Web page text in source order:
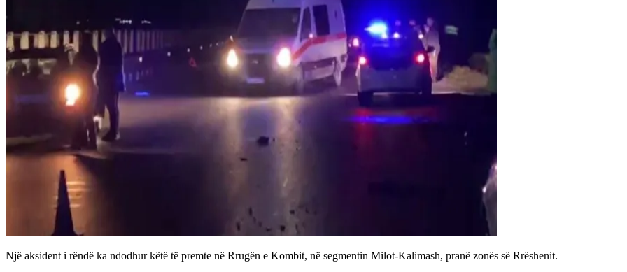
Një aksident i rëndë ka ndodhur këtë të premte në Rrugën e Kombit, në segmentin Milot-Kalimash, pranë zonës së Rrëshenit.